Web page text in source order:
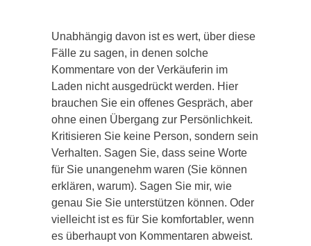
Unabhängig davon ist es wert, über diese
Fälle zu sagen, in denen solche
Kommentare von der Verkäuferin im
Laden nicht ausgedrückt werden. Hier
brauchen Sie ein offenes Gespräch, aber
ohne einen Übergang zur Persönlichkeit.
Kritisieren Sie keine Person, sondern sein
Verhalten. Sagen Sie, dass seine Worte
für Sie unangenehm waren (Sie können
erklären, warum). Sagen Sie mir, wie
genau Sie Sie unterstützen können. Oder
vielleicht ist es für Sie komfortabler, wenn
es überhaupt von Kommentaren abweist.